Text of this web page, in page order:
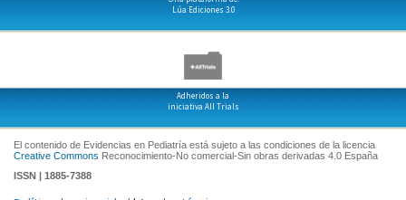
Lúa Ediciones 3.0
Adheridos a la
iniciativa All Trials
El contenido de Evidencias en Pediatría está sujeto a las condiciones de la licencia
Creative Commons Reconocimiento-No comercial-Sin obras derivadas 4.0 España
ISSN | 1885-7388